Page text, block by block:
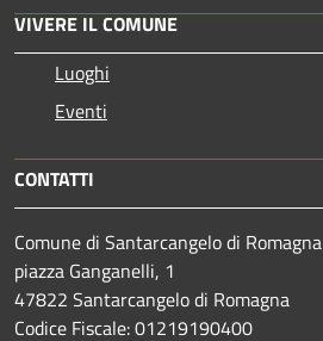
VIVERE IL COMUNE
Luoghi
Eventi
CONTATTI
Comune di Santarcangelo di Romagna
piazza Ganganelli, 1
47822 Santarcangelo di Romagna
Codice Fiscale: 01219190400